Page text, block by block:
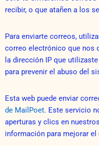
recibir, o que atañen a los
Para enviarte correos,
correo electrónico que nos
la dirección IP que
para prevenir el abuso del
Esta web puede enviar
de MailPoet. Este servicio
aperturas y clics en
información para mejorar